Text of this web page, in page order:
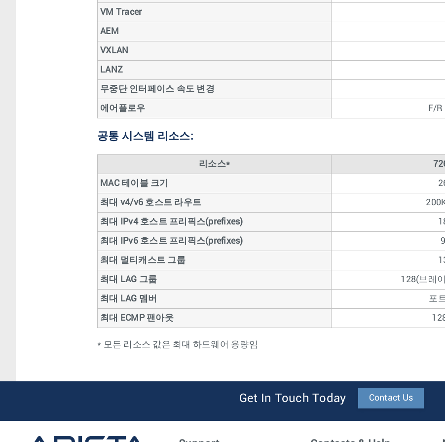
VM Tracer
AEM
VXLAN
LANZ
무중단 인터페이스 속도 변경
에어플로우 F/R
공통 시스템 리소스:
리소스*
MAC 테이블 크기
최대 v4/v6 호스트 라우트
최대 IPv4 호스트 프리픽스(prefixes)
최대 IPv6 호스트 프리픽스(prefixes)
최대 멀티캐스트 그룹
최대 LAG 그룹 128(브레
최대 LAG 멤버 포
최대 ECMP 팬아웃
* 모든 리소스 값은 최대 하드웨어 용량임
Get In Touch Today Contact Us